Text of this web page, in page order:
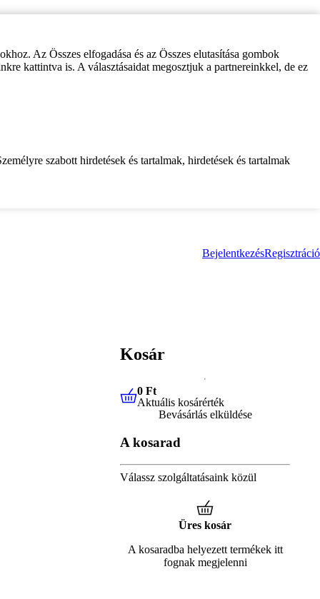
Az Összes elfogadása és az Összes elutasítása gombok
kattintva is. A választásaidat megosztjuk a partnereinkkel, de ez
szabott hirdetések és tartalmak, hirdetések és tartalmak
BejelentkezésRegisztráció
Kosár
0 FtAktuális kosárérték
0 Ft
Aktuális kosárérték
Bevásárlás elküldése
A kosarad
Válassz szolgáltatásaink közül
Üres kosár
A kosaradba helyezett termékek itt
fognak megjelenni